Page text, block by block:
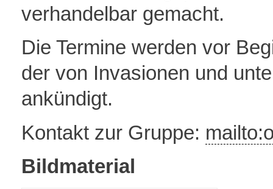
verhandelbar gemacht.
Die Termine werden vor
der von Invasionen und
ankündigt.
Kontakt zur Gruppe:
Bildmaterial